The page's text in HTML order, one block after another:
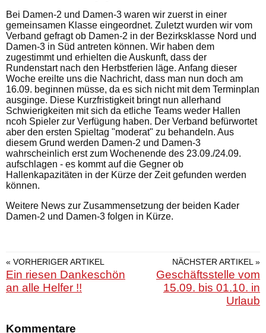
Bei Damen-2 und Damen-3 waren wir zuerst in einer
gemeinsamen Klasse eingeordnet. Zuletzt wurden wir vom
Verband gefragt ob Damen-2 in der Bezirksklasse Nord und
Damen-3 in Süd antreten können. Wir haben dem
zugestimmt und erhielten die Auskunft, dass der
Rundenstart nach den Herbstferien läge. Anfang dieser
Woche ereilte uns die Nachricht, dass man nun doch am
16.09. beginnen müsse, da es sich nicht mit dem Terminplan
ausginge. Diese Kurzfristigkeit bringt nun allerhand
Schwierigkeiten mit sich da etliche Teams weder Hallen
ncoh Spieler zur Verfügung haben. Der Verband befürwortet
aber den ersten Spieltag "moderat" zu behandeln. Aus
diesem Grund werden Damen-2 und Damen-3
wahrscheinlich erst zum Wochenende des 23.09./24.09.
aufschlagen - es kommt auf die Gegner ob
Hallenkapazitäten in der Kürze der Zeit gefunden werden
können.
Weitere News zur Zusammensetzung der beiden Kader
Damen-2 und Damen-3 folgen in Kürze.
« VORHERIGER ARTIKEL
Ein riesen Dankeschön
an alle Helfer !!
NÄCHSTER ARTIKEL »
Geschäftsstelle vom
15.09. bis 01.10. in
Urlaub
Kommentare